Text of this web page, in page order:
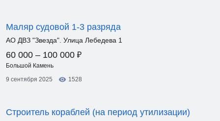
Маляр судовой 1-3 разряда
АО ДВЗ "Звезда". Улица Лебедева 1
60 000 – 100 000 ₽
Большой Камень
9 сентября 2025
1528
Строитель кораблей (на период утилизации)